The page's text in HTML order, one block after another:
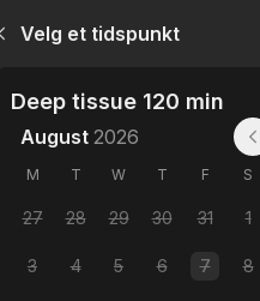
Velg et tidspunkt
Deep tissue 120 min
August 2026
M T W T F S
27 28 29 30 31 1
3 4 5 6 7 8